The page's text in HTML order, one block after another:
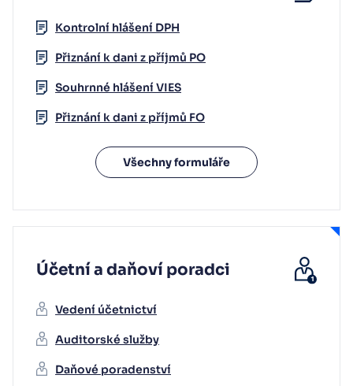
Kontrolní hlášení DPH
Přiznání k dani z příjmů PO
Souhrnné hlášení VIES
Přiznání k dani z příjmů FO
Všechny formuláře
Účetní a daňoví poradci
Vedení účetnictví
Auditorské služby
Daňové poradenství